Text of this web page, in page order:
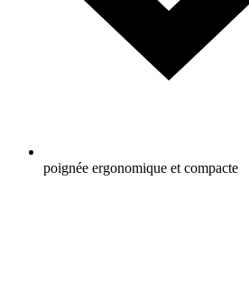
poignée ergonomique et compacte